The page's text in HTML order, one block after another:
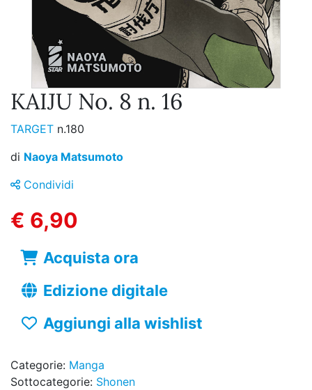
KAIJU No. 8 n. 16
TARGET n.180
di Naoya Matsumoto
Condividi
€ 6,90
Acquista ora
Edizione digitale
Aggiungi alla wishlist
Categorie: Manga
Sottocategorie: Shonen